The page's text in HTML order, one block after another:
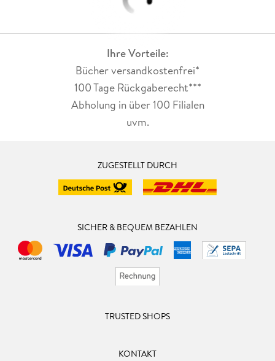
Ihre Vorteile:
Bücher versandkostenfrei*
100 Tage Rückgaberecht***
Abholung in über 100 Filialen
uvm.
ZUGESTELLT DURCH
SICHER & BEQUEM BEZAHLEN
TRUSTED SHOPS
KONTAKT